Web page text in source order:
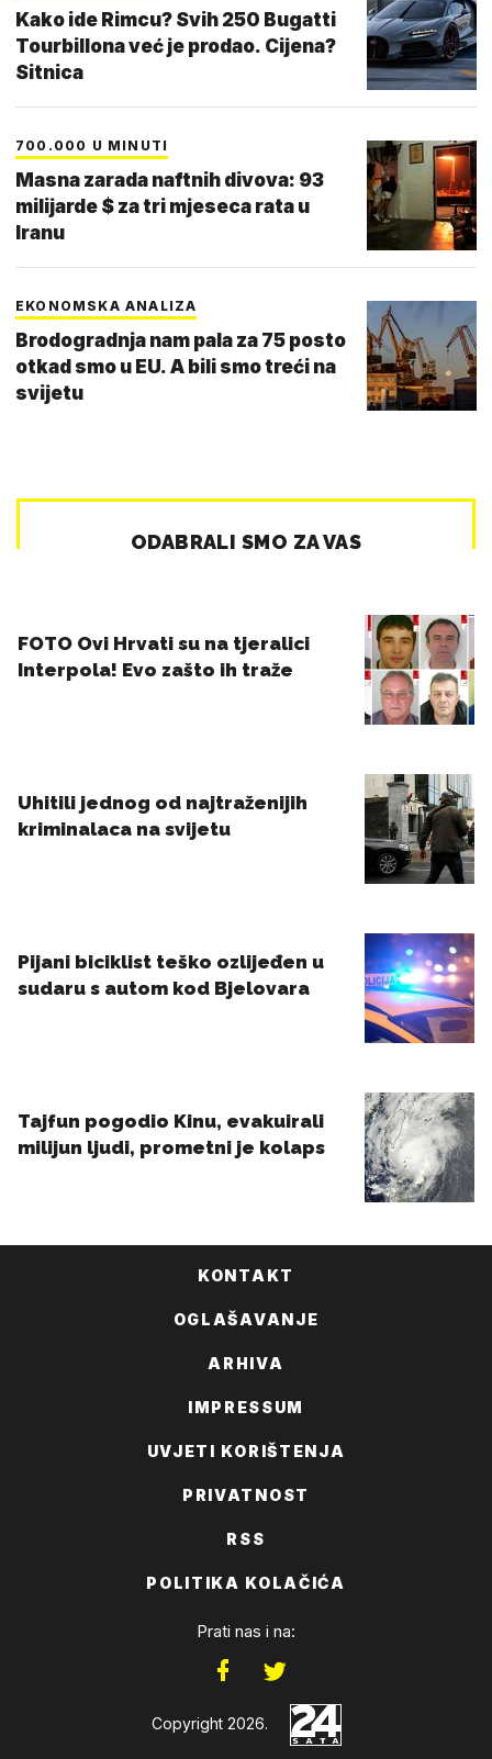
Kako ide Rimcu? Svih 250 Bugatti
Tourbillona već je prodao. Cijena?
Sitnica
700.000 U MINUTI
Masna zarada naftnih divova: 93
milijarde $ za tri mjeseca rata u
Iranu
EKONOMSKA ANALIZA
Brodogradnja nam pala za 75 posto
otkad smo u EU. A bili smo treći na
svijetu
KONTAKT
OGLAŠAVANJE
ARHIVA
IMPRESSUM
UVJETI KORIŠTENJA
PRIVATNOST
RSS
POLITIKA KOLAČIĆA
Prati nas i na:
Copyright 2026.